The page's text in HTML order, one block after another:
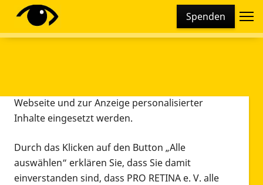
Spenden
Diese Webseite setzt verschiedene Cookies und
Tracking-Tools ein. Dies beinhaltet Cookies und
Webseite und zur Anzeige personalisierter
Inhalte eingesetzt werden.
Durch das Klicken auf den Button „Alle
auswählen“ erklären Sie, dass Sie damit
einverstanden sind, dass PRO RETINA e. V. alle